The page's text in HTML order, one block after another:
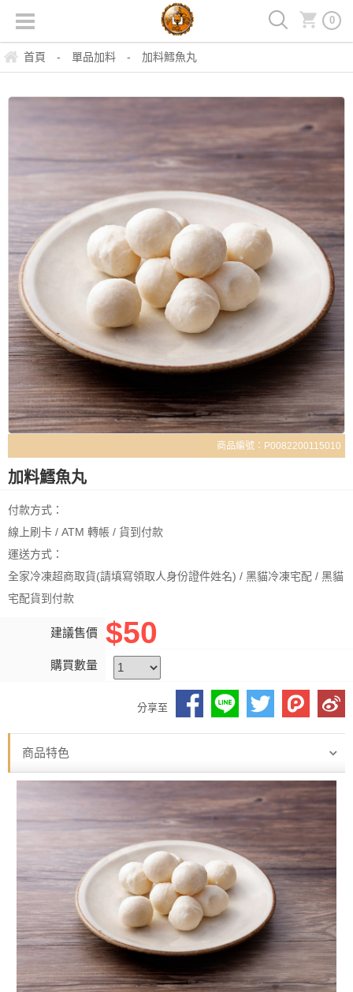
0
首頁 - 單品加料 - 加料鱈魚丸
商品編號：P0082200115010
加料鱈魚丸
付款方式：
線上刷卡 / ATM 轉帳 / 貨到付款
運送方式：
全家冷凍超商取貨(請填寫領取人身份證件姓名) / 黑貓冷凍宅配 / 黑貓
宅配貨到付款
建議售價 $50
購買數量
分享至
商品特色